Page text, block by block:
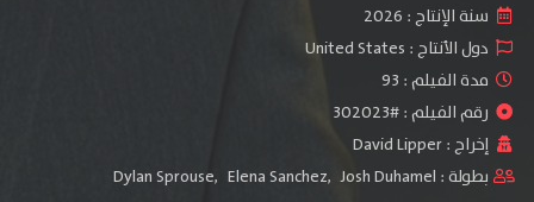
سنة الإنتاج : 2026
دول الأنتاج : United States
مدة الفيلم : 93
رقم الفيلم : #302023
إخراج :David Lipper
بطولة :
Dylan Sprouse, Elena Sanchez, Josh Duhamel